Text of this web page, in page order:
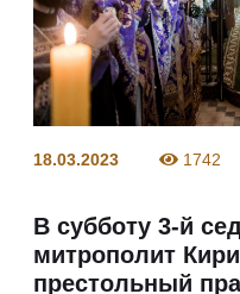
18.03.2023 1742
В субботу 3-й
митрополит
престольный